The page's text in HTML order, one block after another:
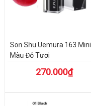
Son Shu Uemura 163 Mini
Màu Đỏ Tươi
270.000₫